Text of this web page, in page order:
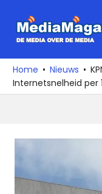
naar
media
over
de
Home Nieuws
Internetsnelheid per